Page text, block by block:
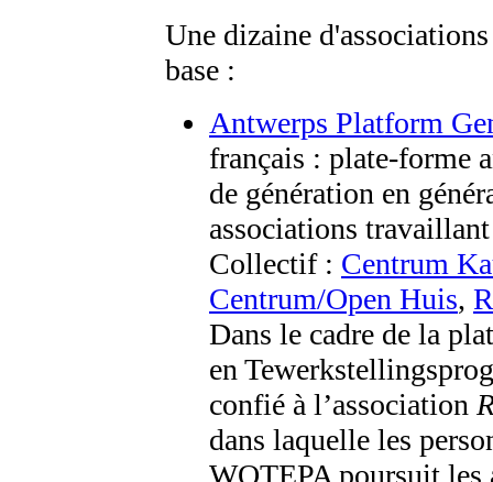
Une dizaine
base :
Antwerps Platform
français : plate-forme
de génération en
associations
Collectif : Centrum
Centrum/Open Huis,
Dans le cadre de la
en
confié à l’association
dans laquelle les
WOTEPA poursuit les